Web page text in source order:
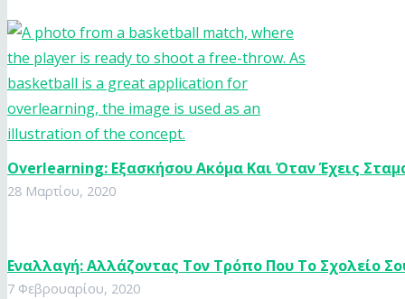
Overlearning: Εξασκήσου Ακόμα Και Όταν Έχεις
28 Μαρτίου, 2020
Εναλλαγή: Αλλάζοντας Τον Τρόπο Που Το Σχολείο
7 Φεβρουαρίου, 2020